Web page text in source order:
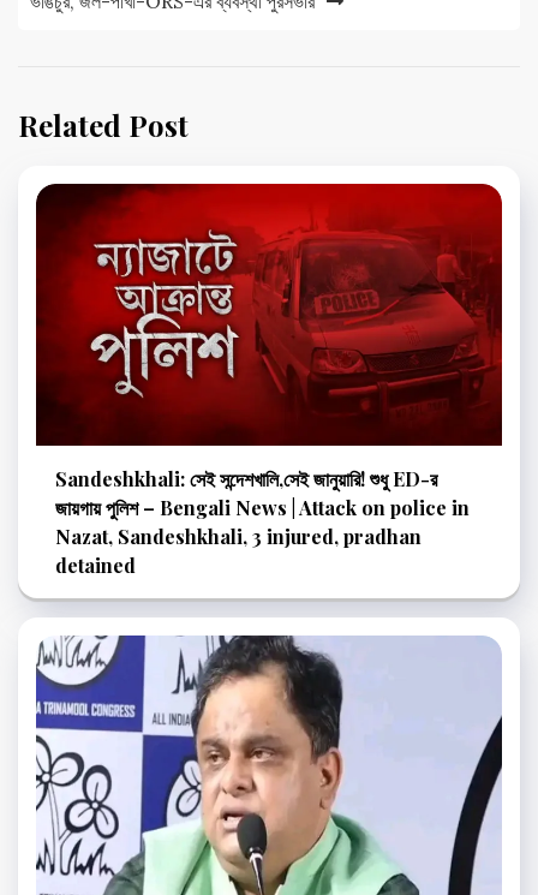
Related Post
Sandeshkhali: সেই সন্দেশখালি,সেই জানুয়ারি! শুধু ED-র
জায়গায় পুলিশ – Bengali News | Attack on police in
Nazat, Sandeshkhali, 3 injured, pradhan
detained